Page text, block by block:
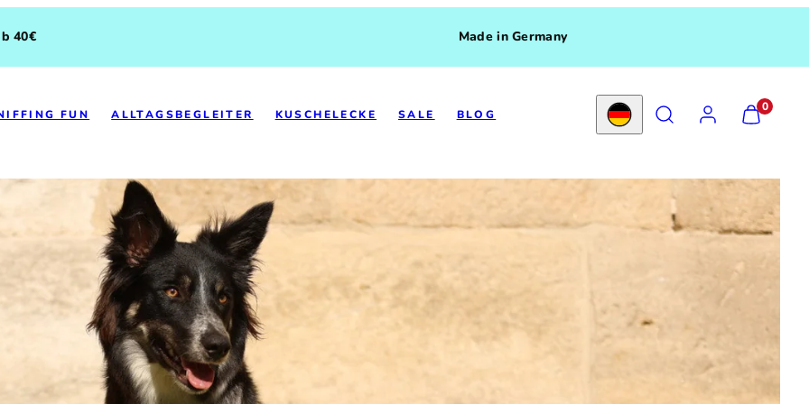
40€ Made in Germany
FUN ALLTAGSBEGLEITER KUSCHELECKE SALE BLOG Country/region
SEARCH
VIEW
MY
0